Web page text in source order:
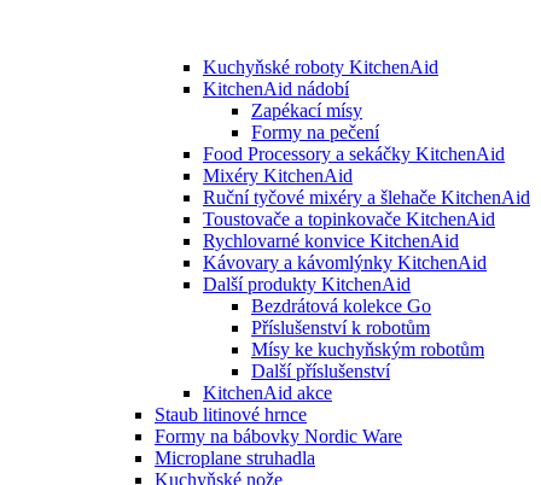
Kuchyňské roboty KitchenAid
KitchenAid nádobí
Zapékací mísy
Formy na pečení
Food Processory a sekáčky KitchenAid
Mixéry KitchenAid
Ruční tyčové mixéry a šlehače KitchenAid
Toustovače a topinkovače KitchenAid
Rychlovarné konvice KitchenAid
Kávovary a kávomlýnky KitchenAid
Další produkty KitchenAid
Bezdrátová kolekce Go
Příslušenství k robotům
Mísy ke kuchyňským robotům
Další příslušenství
KitchenAid akce
Staub litinové hrnce
Formy na bábovky Nordic Ware
Microplane struhadla
Kuchyňské nože